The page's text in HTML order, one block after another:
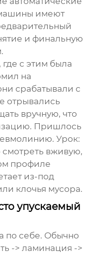
имеют
и финальную
с этим была
на
срабатывали с
отрывались
вручную, что
Пришлось
Урок:
смотреть вживую,
профиле
из-под
клочья мусора.
упускаемый
по себе. Обычно
-> ламинация ->